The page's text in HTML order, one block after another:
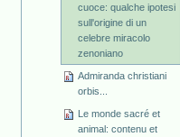
cuoce: qualche ipotesi
sull'origine di un
celebre miracolo
zenoniano
Admiranda christiani
orbis...
Le monde sacré et
animal: contenu et